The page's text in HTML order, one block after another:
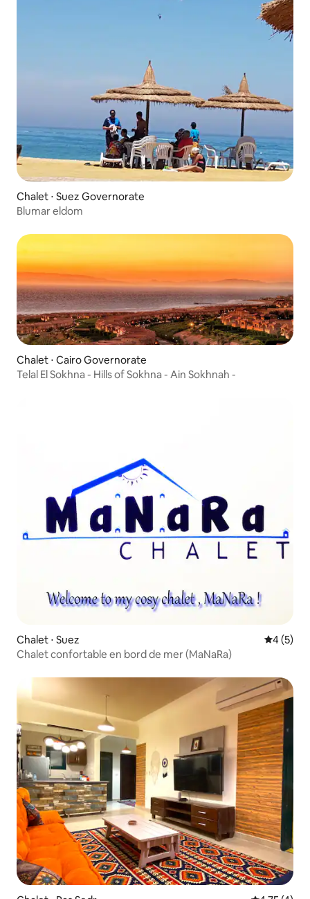
Chalet ⋅ Suez Governorate
Blumar eldom
Chalet ⋅ Cairo Governorate
Telal El Sokhna - Hills of Sokhna - Ain Sokhnah -
Chalet ⋅ Suez
4 (5)
Chalet confortable en bord de mer (MaNaRa)